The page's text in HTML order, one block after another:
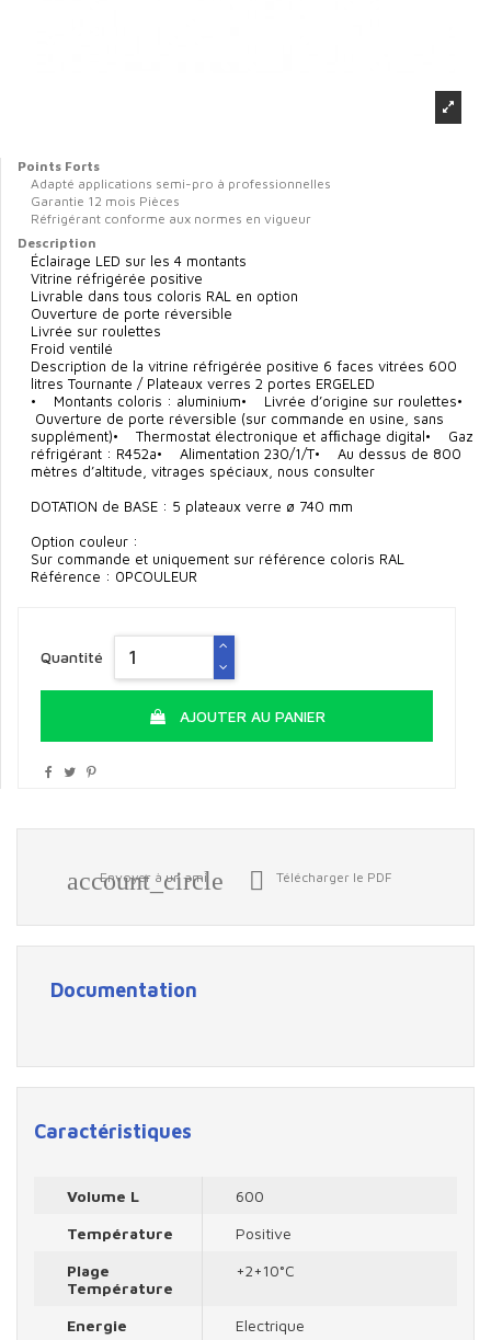
Points Forts
Adapté applications semi-pro à professionnelles
Garantie 12 mois Pièces
Réfrigérant conforme aux normes en vigueur
Description
Éclairage LED sur les 4 montants
Vitrine réfrigérée positive
Livrable dans tous coloris RAL en option
Ouverture de porte réversible
Livrée sur roulettes
Froid ventilé
Description de la vitrine réfrigérée positive 6 faces vitrées 600
litres Tournante / Plateaux verres 2 portes ERGELED
• Montants coloris : aluminium• Livrée d’origine sur roulettes•
Ouverture de porte réversible (sur commande en usine, sans
supplément)• Thermostat électronique et afﬁchage digital• Gaz
réfrigérant : R452a• Alimentation 230/1/T• Au dessus de 800
mètres d’altitude, vitrages spéciaux, nous consulter
DOTATION de BASE : 5 plateaux verre ø 740 mm
Option couleur :
Sur commande et uniquement sur référence coloris RAL
Référence : 0PCOULEUR
Quantité
AJOUTER AU PANIER
account_circle
Envoyer à un ami  Télécharger le PDF
Documentation
Caractéristiques
Volume L
600
Température
Positive
Plage
Température
+2+10°C
Energie
Electrique